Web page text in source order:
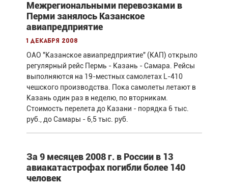
Межрегиональными перевозками в
Перми занялось Казанское
авиапредприятие
1 декабря 2008
ОАО "Казанское авиапредприятие" (КАП) открыло
регулярный рейс Пермь - Казань - Самара. Рейсы
выполняются на 19-местных самолетах L-410
чешского производства. Пока самолеты летают в
Казань один раз в неделю, по вторникам.
Стоимость перелета до Казани - порядка 6 тыс.
руб., до Самары - 6,5 тыс. руб.
За 9 месяцев 2008 г. в России в 13
авиакатастрофах погибли более 140
человек